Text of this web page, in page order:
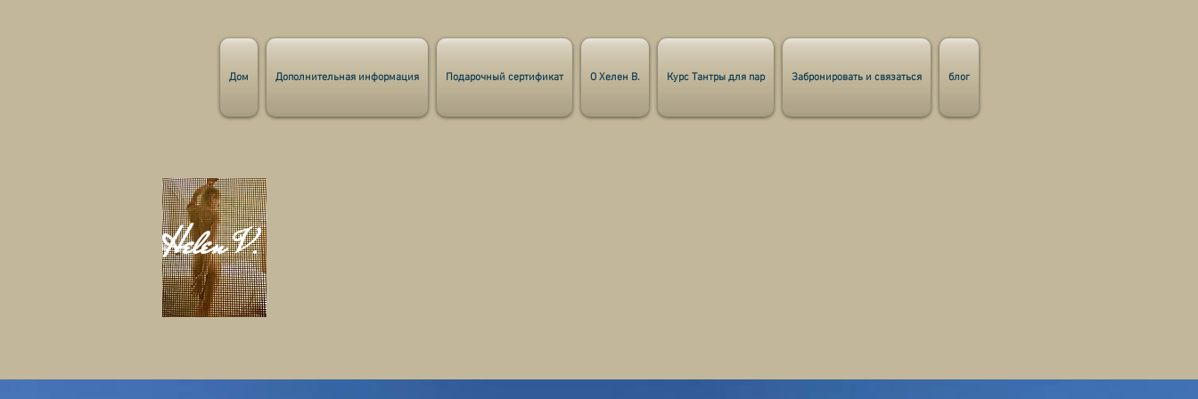
Дом Дополнительная информация Подарочный сертификат О Хелен В. Курс Тантры для пар Забронировать и связаться блог
HelenV.